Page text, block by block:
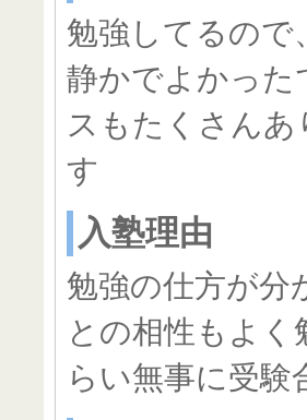
勉強してるので
静かでよかった
スもたくさん
す
入塾理由
勉強の仕方が分
との相性もよ
らい無事に受